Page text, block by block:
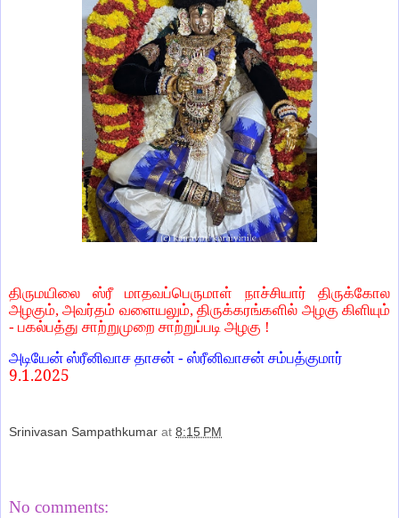
திருமயிலை ஸ்ரீ மாதவப்பெருமாள் நாச்சியார் திருக்கோல
அழகும், அவர்தம் வளையலும், திருக்கரங்களில் அழகு கிளியும்
- பகல்பத்து சாற்றுமுறை சாற்றுப்படி அழகு !
அடியேன் ஸ்ரீனிவாச தாசன் - ஸ்ரீனிவாசன் சம்பத்குமார்
9.1.2025
Srinivasan Sampathkumar at 8:15 PM
No comments: